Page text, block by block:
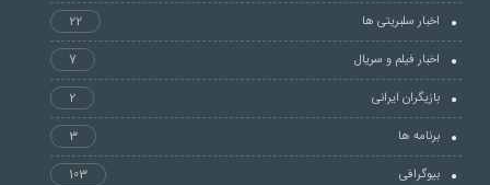
اخبار سلبریتی ها
22
اخبار فیلم و سریال
7
بازیگران ایرانی
2
برنامه ها
3
بیوگرافی
103